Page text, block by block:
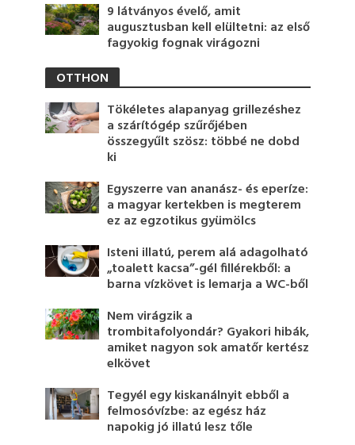
9 látványos évelő, amit
augusztusban kell elültetni: az első
fagyokig fognak virágozni
OTTHON
Tökéletes alapanyag grillezéshez
a szárítógép szűrőjében
összegyűlt szösz: többé ne dobd
ki
Egyszerre van ananász- és eperíze:
a magyar kertekben is megterem
ez az egzotikus gyümölcs
Isteni illatú, perem alá adagolható
„toalett kacsa”-gél fillérekből: a
barna vízkövet is lemarja a WC-ből
Nem virágzik a
trombitafolyondár? Gyakori hibák,
amiket nagyon sok amatőr kertész
elkövet
Tegyél egy kiskanálnyit ebből a
felmosóvízbe: az egész ház
napokig jó illatú lesz tőle